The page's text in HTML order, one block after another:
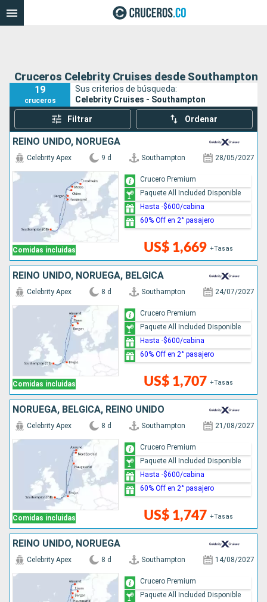
Cruceros Celebrity Cruises desde Southampton
19
cruceros
Sus criterios de búsqueda:
Celebrity Cruises - Southampton
Filtrar Ordenar
REINO UNIDO, NORUEGA
Comidas incluidas
Celebrity Apex 9 d Southampton 28/05/2027
US$ 1,669 +Tasas
Crucero Premium
Paquete All Included Disponible
Hasta -$600/cabina
60% Off en 2° pasajero
REINO UNIDO, NORUEGA, BÉLGICA
Comidas incluidas
Celebrity Apex 8 d Southampton 24/07/2027
US$ 1,707 +Tasas
Crucero Premium
Paquete All Included Disponible
Hasta -$600/cabina
60% Off en 2° pasajero
NORUEGA, BÉLGICA, REINO UNIDO
Comidas incluidas
Celebrity Apex 8 d Southampton 21/08/2027
US$ 1,747 +Tasas
Crucero Premium
Paquete All Included Disponible
Hasta -$600/cabina
60% Off en 2° pasajero
REINO UNIDO, NORUEGA
Celebrity Apex 8 d Southampton 14/08/2027
Crucero Premium
Paquete All Included Disponible